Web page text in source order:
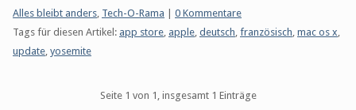
Kategorien:
Alles bleibt anders, Tech-O-Rama
0 Kommentare
Tags für diesen Artikel: app store, apple, deutsch, französisch, mac os x,
update, yosemite
Seite 1 von 1, insgesamt 1 Einträge